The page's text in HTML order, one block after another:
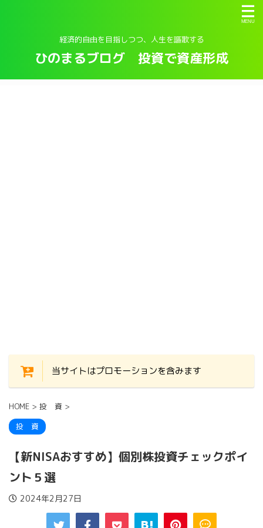
経済的自由を目指しつつ、人生を謳歌する
ひのまるブログ 投資で資産形成
当サイトはプロモーションを含みます
HOME > 投 資 >
投 資
【新NISAおすすめ】個別株投資チェックポイ
ント５選
2024年2月27日